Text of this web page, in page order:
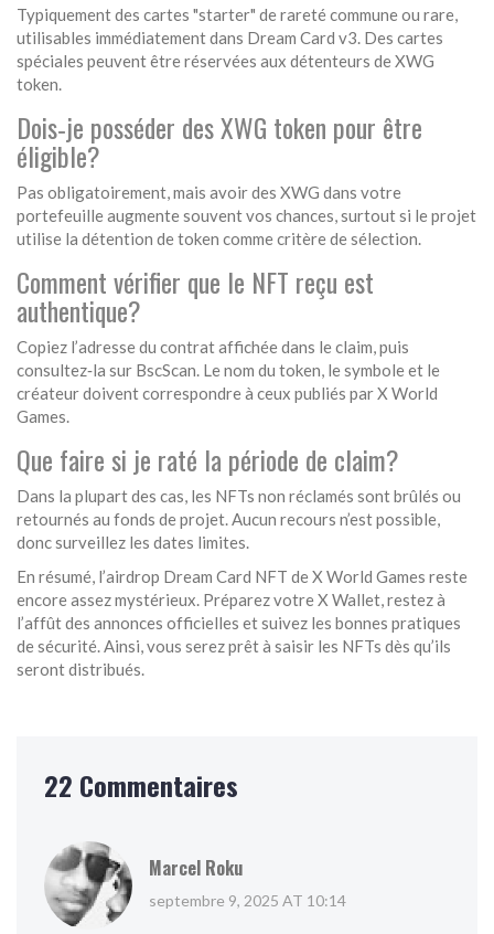
Typiquement des cartes "starter" de rareté commune ou rare,
utilisables immédiatement dans Dream Card v3. Des cartes
spéciales peuvent être réservées aux détenteurs de XWG
token.
Dois‑je posséder des XWG token pour être
éligible?
Pas obligatoirement, mais avoir des XWG dans votre
portefeuille augmente souvent vos chances, surtout si le projet
utilise la détention de token comme critère de sélection.
Comment vérifier que le NFT reçu est
authentique?
Copiez l’adresse du contrat affichée dans le claim, puis
consultez‑la sur BscScan. Le nom du token, le symbole et le
créateur doivent correspondre à ceux publiés par X World
Games.
Que faire si je raté la période de claim?
Dans la plupart des cas, les NFTs non réclamés sont brûlés ou
retournés au fonds de projet. Aucun recours n’est possible,
donc surveillez les dates limites.
En résumé, l’airdrop Dream Card NFT de X World Games reste
encore assez mystérieux. Préparez votre X Wallet, restez à
l’affût des annonces officielles et suivez les bonnes pratiques
de sécurité. Ainsi, vous serez prêt à saisir les NFTs dès qu’ils
seront distribués.
22 Commentaires
Marcel Roku
septembre 9, 2025 AT 10:14